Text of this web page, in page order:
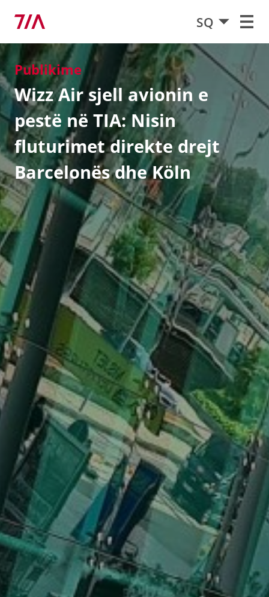
SQ
Publikime
Wizz Air sjell avionin e
pestë në TIA: Nisin
fluturimet direkte drejt
Barcelonës dhe Köln